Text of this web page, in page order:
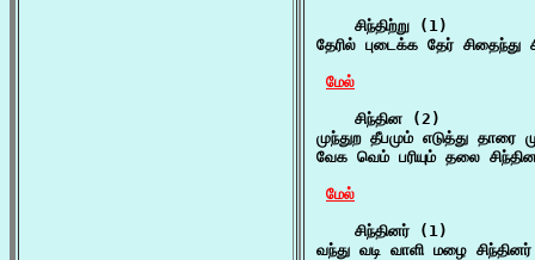
    சிந்திற்று (1)
தேரில் புடைக்க தேர் சிதைந்து
மேல்
    சிந்தின (2)
முந்துற தீபமும் எடுத்து
வேக வெம் பரியும் தலை
மேல்
    சிந்தினர் (1)
வந்து வடி வாளி மழை